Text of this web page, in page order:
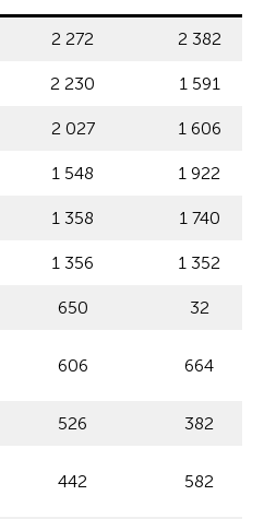
2 272 2 382
2 230 1 591
2 027 1 606
1 548 1 922
1 358 1 740
1 356 1 352
650 32
606 664
526 382
442 582